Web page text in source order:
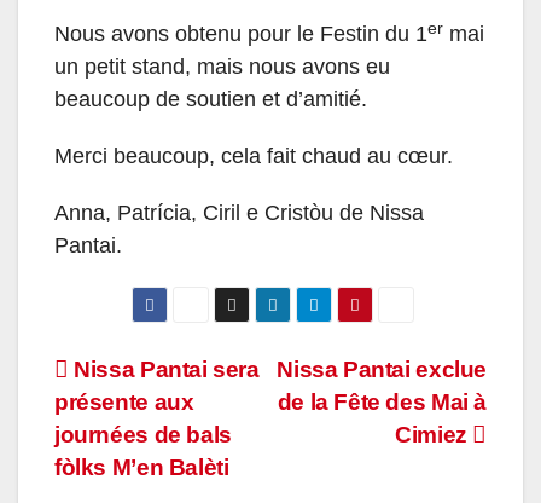
Nous avons obtenu pour le Festin du 1er mai
un petit stand, mais nous avons eu
beaucoup de soutien et d’amitié.
Merci beaucoup, cela fait chaud au cœur.
Anna, Patrícia, Ciril e Cristòu de Nissa
Pantai.
Navigation
de
l’article
Nissa Pantai exclue
de la Fête des Mai à
Cimiez
Nissa Pantai sera
présente aux
journées de bals
fòlks M’en Balèti